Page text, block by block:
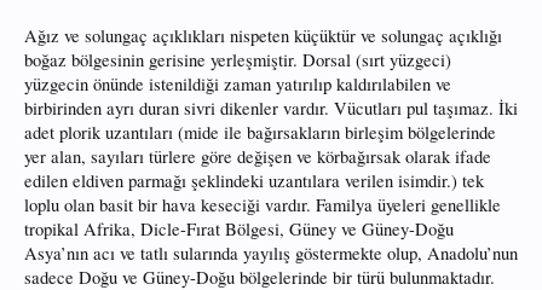
Ağız ve solungaç açıklıkları nispeten küçüktür ve solungaç açıklığı
boğaz bölgesinin gerisine yerleşmiştir. Dorsal (sırt yüzgeci)
yüzgecin önünde istenildiği zaman yatırılıp kaldırılabilen ve
birbirinden ayrı duran sivri dikenler vardır. Vücutları pul taşımaz. İki
adet plorik uzantıları (mide ile bağırsakların birleşim bölgelerinde
yer alan, sayıları türlere göre değişen ve körbağırsak olarak ifade
edilen eldiven parmağı şeklindeki uzantılara verilen isimdir.) tek
loplu olan basit bir hava keseciği vardır. Familya üyeleri genellikle
tropikal Afrika, Dicle-Fırat Bölgesi, Güney ve Güney-Doğu
Asya’nın acı ve tatlı sularında yayılış göstermekte olup, Anadolu’nun
sadece Doğu ve Güney-Doğu bölgelerinde bir türü bulunmaktadır.